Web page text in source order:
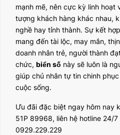
mạnh mẽ, nên cực kỳ linh hoạt
tượng khách hàng khác nhau,
nghề hay tỉnh thành. Sự kết
mang đến tài lộc, may mắn,
doanh nhân trẻ, người thành
chức, biển số này sẽ luôn là
giúp chủ nhân tự tin chinh
cuộc sống.
Ưu đãi đặc biệt ngay hôm nay
51P 89968, liên hệ hotline 24/
0929.229.229